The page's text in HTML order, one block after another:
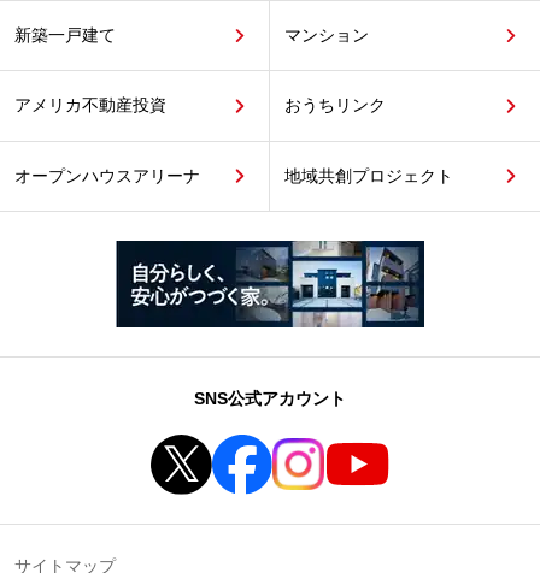
新築一戸建て マンション
アメリカ不動産投資 おうちリンク
オープンハウスアリーナ 地域共創プロジェクト
SNS公式アカウント
サイトマップ